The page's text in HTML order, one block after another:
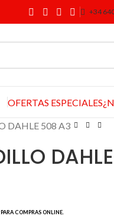
+34
OFERTAS ESPECIALES
DAHLE 508 A3